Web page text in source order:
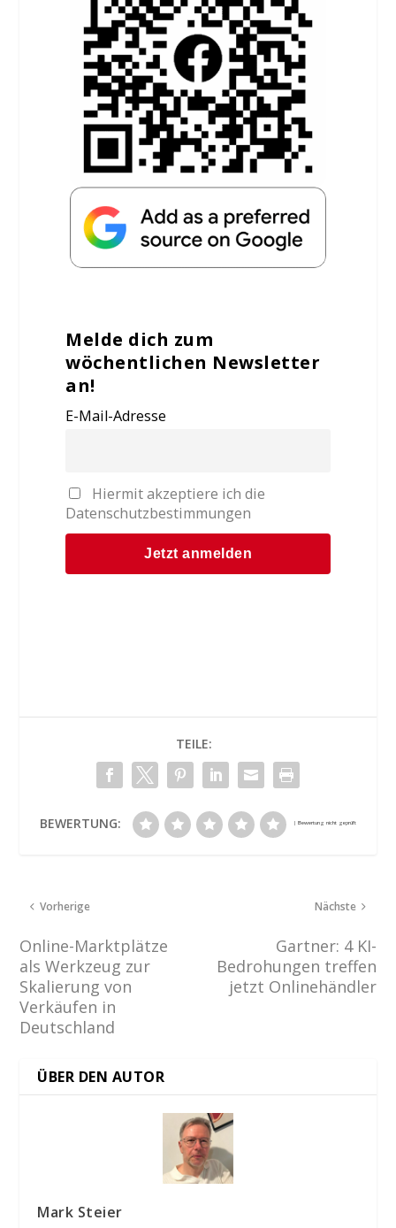
Melde dich zum
wöchentlichen Newsletter
an!
E-Mail-Adresse
Hiermit akzeptiere ich die
Datenschutzbestimmungen
TEILE:
BEWERTUNG:
Vorherige
Online-Marktplätze
als Werkzeug zur
Skalierung von
Verkäufen in
Deutschland
Nächste
Gartner: 4 KI-
Bedrohungen treffen
jetzt Onlinehändler
ÜBER DEN AUTOR
Mark Steier